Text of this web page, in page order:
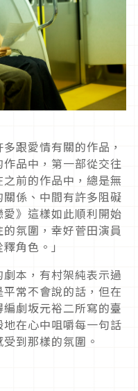
跟愛情有關的作品，
品中，第一部從交往
前的作品中，總是無
係、中間有許多阻礙
》這樣如此順利開始
氛圍，幸好菅田演員
角色。」
本，有村架純表示過
常不會說的話，但在
劇坂元裕二所寫的臺
在心中咀嚼每一句話
到那樣的氛圍。